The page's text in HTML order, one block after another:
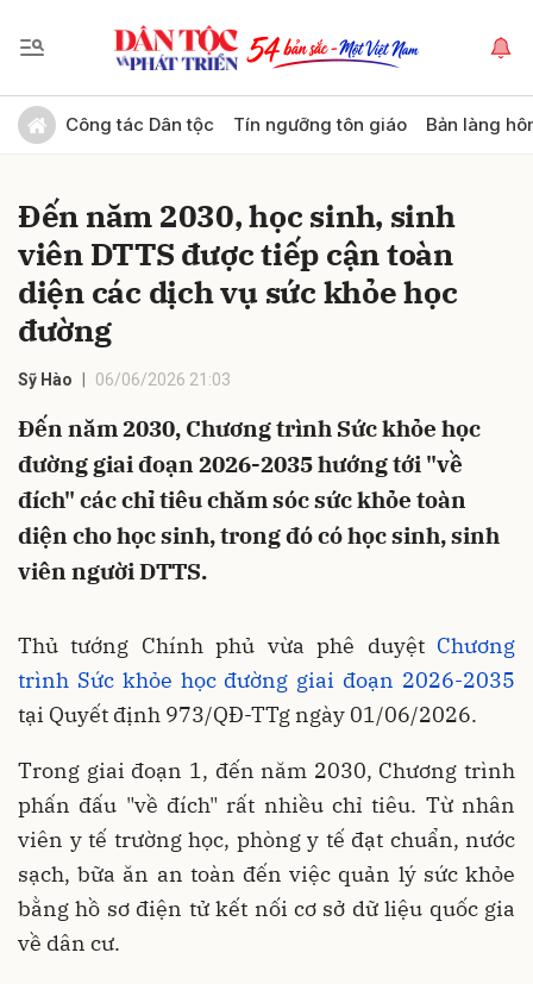
Công tác Dân tộc Tín ngưỡng tôn giáo Bản làng
Đến năm 2030, học sinh, sinh
viên DTTS được tiếp cận toàn
diện các dịch vụ sức khỏe học
đường
Sỹ Hào 06/06/2026 21:03
Đến năm 2030, Chương trình Sức khỏe học
đường giai đoạn 2026-2035 hướng tới "về
đích" các chỉ tiêu chăm sóc sức khỏe toàn
diện cho học sinh, trong đó có học sinh, sinh
viên người DTTS.
Thủ tướng Chính phủ vừa phê duyệt Chương
trình Sức khỏe học đường giai đoạn 2026-2035
tại Quyết định 973/QĐ-TTg ngày 01/06/2026.
Trong giai đoạn 1, đến năm 2030, Chương trình
phấn đấu "về đích" rất nhiều chỉ tiêu. Từ nhân
viên y tế trường học, phòng y tế đạt chuẩn, nước
sạch, bữa ăn an toàn đến việc quản lý sức khỏe
bằng hồ sơ điện tử kết nối cơ sở dữ liệu quốc gia
về dân cư.
Gửi bình luận